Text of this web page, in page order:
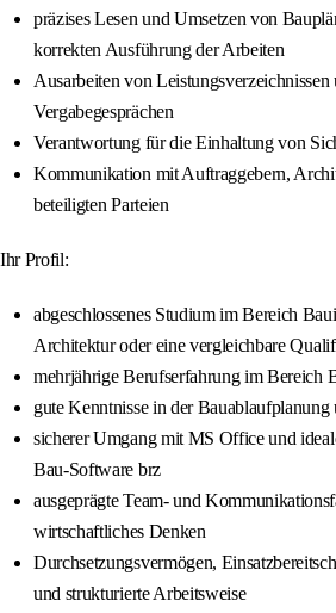
präzises Lesen und Umsetzen von
korrekten Ausführung der Arbeiten
Ausarbeiten von Leistungsverzeichnissen
Vergabegesprächen
Verantwortung für die Einhaltung von
Kommunikation mit Auftraggebern,
beteiligten Parteien
Ihr Profil:
abgeschlossenes Studium im Bereich
Architektur oder eine vergleichbare
mehrjährige Berufserfahrung im Bereich
gute Kenntnisse in der
sicherer Umgang mit MS Office und
Bau-Software brz
ausgeprägte Team- und
wirtschaftliches Denken
Durchsetzungsvermögen,
und strukturierte Arbeitsweise